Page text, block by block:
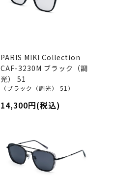
PARIS MIKI Collection
CAF-3230M ブラック（調
光） 51
（ブラック（調光） 51）
14,300円(税込)